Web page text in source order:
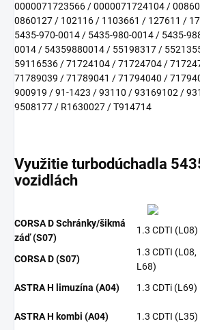
0000071723566 / 0000071724104 /
0860127 / 102116 / 1103661 / 127611 /
5435-970-0014 / 5435-980-0014 / 5435-
0014 / 54359880014 / 55198317 /
59116536 / 71724104 / 71724704 /
71789039 / 71789041 / 71794040 /
900919 / 91-1423 / 93110 / 93169102 /
9508177 / R1630027 / T914714
Využitie turbodúchadla
vozidlách
CORSA D Schránky/šikmá
záď (S07)
1.3 CDTI (L08)
CORSA D (S07)
1.3 CDTI (L08,
L68)
ASTRA H limuzína (A04)
1.3 CDTi (L69)
ASTRA H kombi (A04)
1.3 CDTI (L35)